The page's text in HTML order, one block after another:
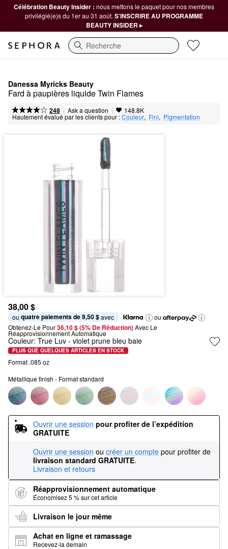
Célébration Beauty Insider : nous mettons le paquet pour nos membres
privilégié(e)s du 1er au 31 août. S’INSCRIRE AU PROGRAMME
BEAUTY INSIDER ▸
Recherche
Danessa Myricks Beauty
Fard à paupières liquide Twin Flames
248 | Ask a question | 148.8K
Hautement évalué par les clients pour :Couleur, Fini, Pigmentation
38,00 $
ou quatre paiements de 9,50 $ avec
ou
Obtenez-Le Pour36,10 $ (5% De Réduction) Avec Le
Réapprovisionnement Automatique
Couleur: True Luv - violet prune bleu baie
PLUS QUE QUELQUES ARTICLES EN STOCK
Format .085 oz
Métallique finish - Format standard
Ouvrir une session pour profiter de l’expédition
GRATUITE
Ouvrir une session ou créer un compte pour profiter de
livraison standard GRATUITE.
Livraison et retours
Réapprovisionnement automatique
Économisez 5 % sur cet article
Livraison le jour même
Achat en ligne et ramassage
Recevez-la demain